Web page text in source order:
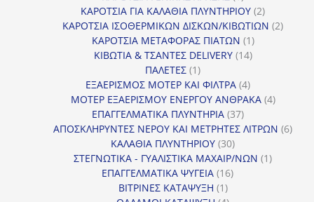
προϊόν
ΚΑΡΟΤΣΙΑ ΓΙΑ ΚΑΛΑΘΙΑ ΠΛΥΝΤΗΡΙΟΥ 22
προϊόντα
ΚΑΡΟΤΣΙΑ ΙΣΟΘΕΡΜΙΚΩΝ ΔΙΣΚΩΝ/ΚΙΒΩΤΙΩΝ 22
ΚΑΡΟΤΣΙΑ ΜΕΤΑΦΟΡΑΣ ΠΙΑΤΩΝ 11
προϊόν
ΚΙΒΩΤΙΑ & ΤΣΑΝΤΕΣ DELIVERY 1414
ΠΑΛΕΤΕΣ 11
προϊόν
ΕΞΑΕΡΙΣΜΟΣ ΜΟΤΕΡ ΚΑΙ ΦΙΛΤΡΑ 44
προϊόντα
ΜΟΤΕΡ ΕΞΑΕΡΙΣΜΟΥ ΕΝΕΡΓΟΥ ΑΝΘΡΑΚΑ 44
ΕΠΑΓΓΕΛΜΑΤΙΚΑ ΠΛΥΝΤΗΡΙΑ 3737
προϊόντα
ΑΠΟΣΚΛΗΡΥΝΤΕΣ ΝΕΡΟΥ ΚΑΙ ΜΕΤΡΗΤΕΣ ΛΙΤΡΩΝ 66
ΚΑΛΑΘΙΑ ΠΛΥΝΤΗΡΙΟΥ 3030
προϊόντα
ΣΤΕΓΝΩΤΙΚΑ - ΓΥΑΛΙΣΤΙΚΑ ΜΑΧΑΙΡ/ΝΩΝ 11
ΕΠΑΓΓΕΛΜΑΤΙΚΑ ΨΥΓΕΙΑ 1616
ΒΙΤΡΙΝΕΣ ΚΑΤΑΨΥΞΗ 11